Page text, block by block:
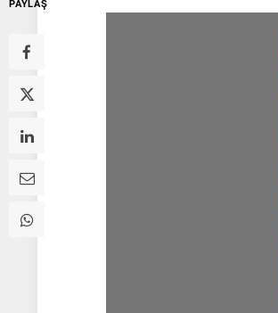
PAYLAŞ